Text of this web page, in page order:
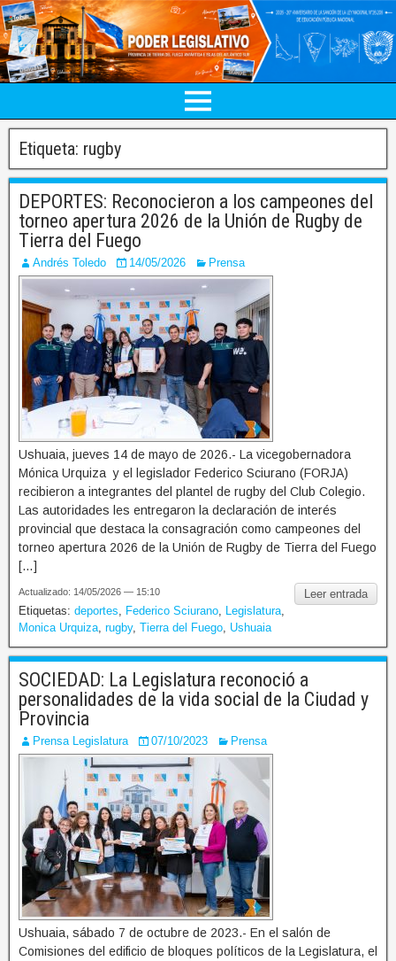
Etiqueta: rugby
DEPORTES: Reconocieron a los campeones del
torneo apertura 2026 de la Unión de Rugby de
Tierra del Fuego
Andrés Toledo 14/05/2026 Prensa
Ushuaia, jueves 14 de mayo de 2026.- La vicegobernadora
Mónica Urquiza y el legislador Federico Sciurano (FORJA)
recibieron a integrantes del plantel de rugby del Club Colegio.
Las autoridades les entregaron la declaración de interés
provincial que destaca la consagración como campeones del
torneo apertura 2026 de la Unión de Rugby de Tierra del Fuego
[…]
Leer entrada
Actualizado: 14/05/2026 — 15:10
Etiquetas: deportes Federico Sciurano Legislatura
Monica Urquiza rugby, Tierra del Fuego Ushuaia
SOCIEDAD: La Legislatura reconoció a
personalidades de la vida social de la Ciudad y
Provincia
Prensa Legislatura 07/10/2023 Prensa
Ushuaia, sábado 7 de octubre de 2023.- En el salón de
Comisiones del edificio de bloques políticos de la Legislatura, el